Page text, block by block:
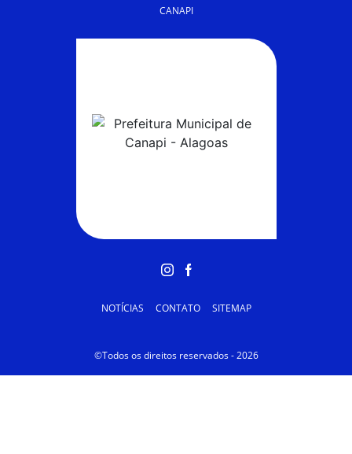
CANAPI
NOTÍCIAS CONTATO SITEMAP
©Todos os direitos reservados - 2026